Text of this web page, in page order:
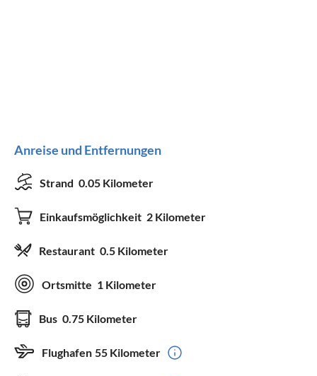
Anreise und Entfernungen
Strand 0.05 Kilometer
Einkaufsmöglichkeit 2 Kilometer
Restaurant 0.5 Kilometer
Ortsmitte 1 Kilometer
Bus 0.75 Kilometer
Flughafen 55 Kilometer